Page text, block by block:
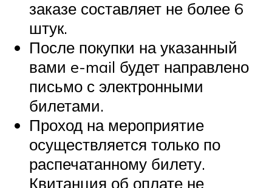
заказе составляет не более 6
штук.
После покупки на указанный
вами e-mail будет направлено
письмо с электронными
билетами.
Проход на мероприятие
осуществляется только по
распечатанному билету.
Квитанция об оплате не